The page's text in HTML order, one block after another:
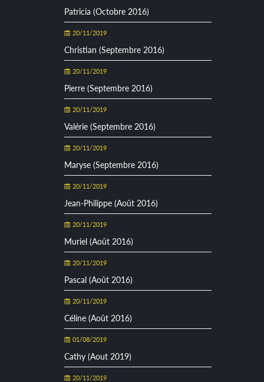
Patricia (Octobre 2016)
20/11/2019
Christian (Septembre 2016)
20/11/2019
Pierre (Septembre 2016)
20/11/2019
Valérie (Septembre 2016)
20/11/2019
Maryse (Septembre 2016)
20/11/2019
Jean-Philippe (Août 2016)
20/11/2019
Muriel (Août 2016)
20/11/2019
Pascal (Août 2016)
20/11/2019
Céline (Août 2016)
01/08/2019
Cathy (Aout 2019)
20/11/2019